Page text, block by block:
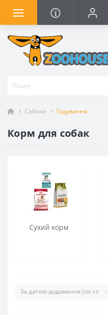
Собаки Годування
Корм для собак
Сухий корм